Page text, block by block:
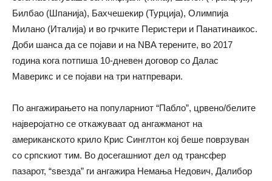
Билбао (Шпанија), Бахчешекир (Турција), Олимпија
Милано (Италија) и во грчките Перистери и Панатинаикос.
Доби шанса да се појави и на NBA терените, во 2017
година кога потпиша 10-дневен договор со Далас
Маверикс и се појави на три натпревари.
По ангажирањето на популарниот “Пабло”, црвено/белите
најверојатно се откажуваат од ангажманот на
американското крило Крис Синглтон кој беше поврзуван
со српскиот тим. Во досегашниот дел од трансфер
пазарот, “ѕвезда” ги ангажира Немања Недович, Далибор